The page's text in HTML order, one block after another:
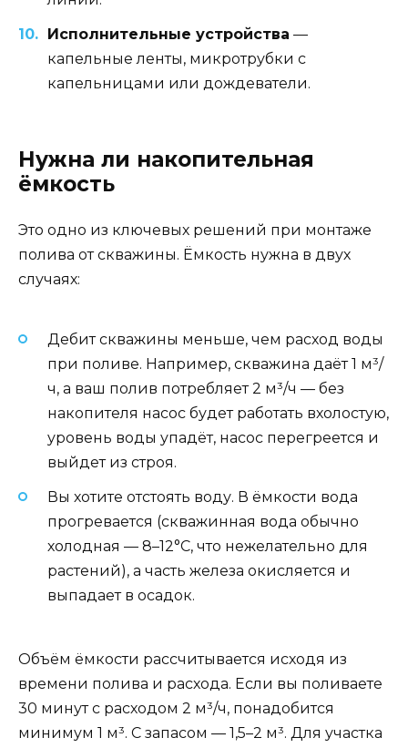
Исполнительные устройства —
капельные ленты, микротрубки с
капельницами или дождеватели.
Нужна ли накопительная
ёмкость
Это одно из ключевых решений при монтаже
полива от скважины. Ёмкость нужна в двух
случаях:
Дебит скважины меньше, чем расход воды
при поливе. Например, скважина даёт 1 м³/
ч, а ваш полив потребляет 2 м³/ч — без
накопителя насос будет работать вхолостую,
уровень воды упадёт, насос перегреется и
выйдет из строя.
Вы хотите отстоять воду. В ёмкости вода
прогревается (скважинная вода обычно
холодная — 8–12°C, что нежелательно для
растений), а часть железа окисляется и
выпадает в осадок.
Объём ёмкости рассчитывается исходя из
времени полива и расхода. Если вы поливаете
30 минут с расходом 2 м³/ч, понадобится
минимум 1 м³. С запасом — 1,5–2 м³. Для участка